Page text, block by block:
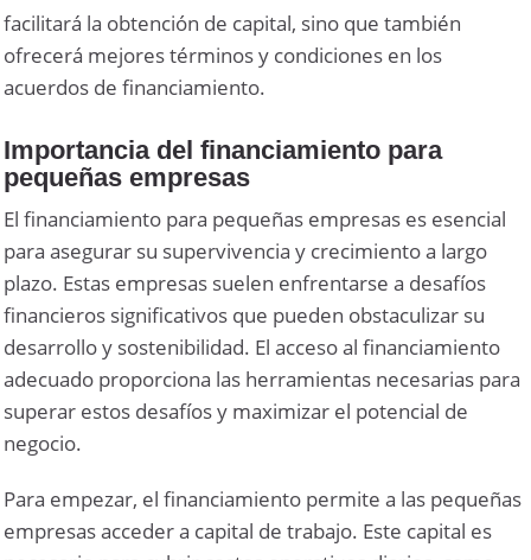
facilitará la obtención de capital, sino que también
ofrecerá mejores términos y condiciones en los
acuerdos de financiamiento.
Importancia del financiamiento para
pequeñas empresas
El financiamiento para pequeñas empresas es esencial
para asegurar su supervivencia y crecimiento a largo
plazo. Estas empresas suelen enfrentarse a desafíos
financieros significativos que pueden obstaculizar su
desarrollo y sostenibilidad. El acceso al financiamiento
adecuado proporciona las herramientas necesarias para
superar estos desafíos y maximizar el potencial de
negocio.
Para empezar, el financiamiento permite a las pequeñas
empresas acceder a capital de trabajo. Este capital es